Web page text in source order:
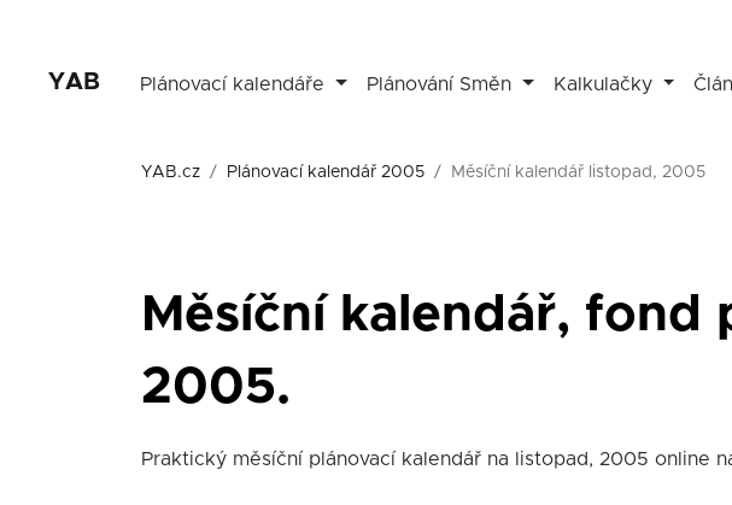
YAB Plánovací kalendáře Plánování Směn Kalkulačky
YAB.cz Plánovací kalendář 2005 Měsíční kalendář listopad, 2005
Měsíční kalendář,
2005.
Praktický měsíční plánovací kalendář na listopad, 2005 online